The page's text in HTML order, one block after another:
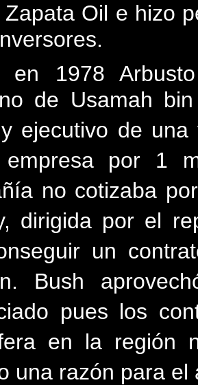
Zapata Oil e hizo
en 1978
de Usamah
ejecutivo de
por 1
no cotizaba
dirigida por el
un
Bush
pues los
en la región
una razón para el